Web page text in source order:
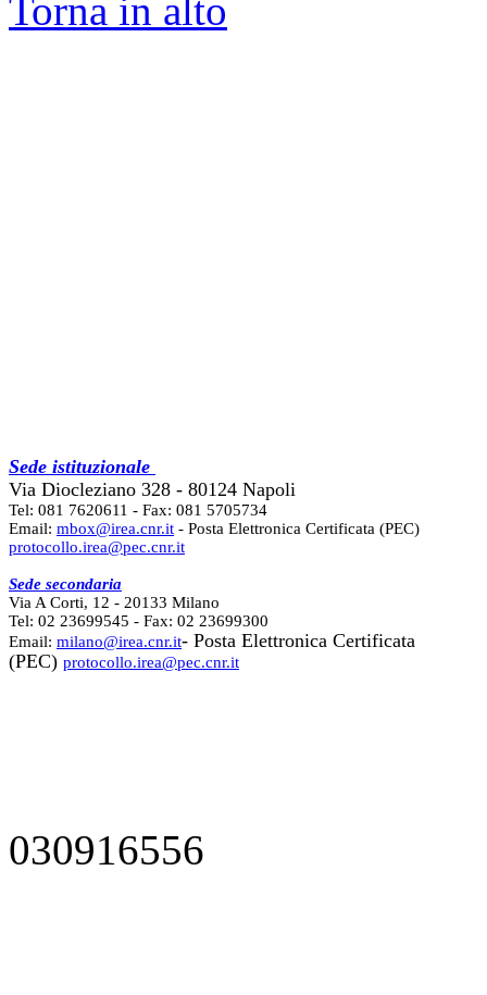
Torna in alto
Sede istituzionale
Via Diocleziano 328 - 80124 Napoli
Tel: 081 7620611 - Fax: 081 5705734
Email: mbox@irea.cnr.it - Posta Elettronica Certificata (PEC)
protocollo.irea@pec.cnr.it
Sede secondaria
Via A Corti, 12 - 20133 Milano
Tel: 02 23699545 - Fax: 02 23699300
Email: milano@irea.cnr.it- Posta Elettronica Certificata
(PEC) protocollo.irea@pec.cnr.it
030916556